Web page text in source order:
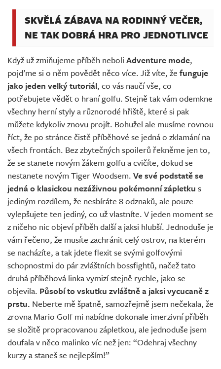
SKVĚLÁ ZÁBAVA NA RODINNÝ VEČER,
NE TAK DOBRÁ HRA PRO JEDNOTLIVCE
Když už zmiňujeme příběh neboli Adventure mode,
pojďme si o něm povědět něco více. Již víte, že funguje
jako jeden velký tutoriál, co vás naučí vše, co
potřebujete vědět o hraní golfu. Stejně tak vám odemkne
všechny herní styly a různorodé hřiště, které si pak
můžete kdykoliv znovu projít. Bohužel ale musíme rovnou
říct, že po stránce čistě příběhové se jedná o zklamání na
všech frontách. Bez zbytečných spoilerů řekněme jen to,
že se stanete novým žákem golfu a cvičíte, dokud se
nestanete novým Tiger Woodsem. Ve své podstatě se
jedná o klasickou nezáživnou pokémonní zápletku s
jediným rozdílem, že nesbíráte 8 odznaků, ale pouze
vylepšujete ten jediný, co už vlastníte. V jeden moment se
z ničeho nic objeví příběh další a jaksi hlubší. Jednoduše je
vám řečeno, že musíte zachránit celý ostrov, na kterém
se nacházíte, a tak jdete flexit se svými golfovými
schopnostmi do pár zvláštních bossfightů, načež tato
druhá příběhová linka vymizí stejně rychle, jako se
objevila. Působí to vskutku zvláštně a jaksi vycucaně z
prstu. Neberte mě špatně, samozřejmě jsem nečekala, že
zrovna Mario Golf mi nabídne dokonale imerzivní příběh
se složitě propracovanou zápletkou, ale jednoduše jsem
doufala v něco malinko víc než jen: “Odehraj všechny
kurzy a staneš se nejlepším!”